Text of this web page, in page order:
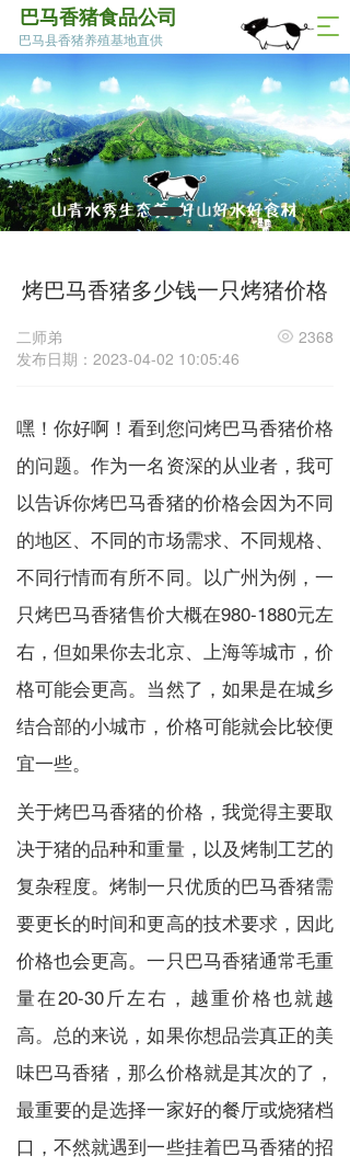
T
o
g
g
l
n
a
v
i
t
o
巴马香猪食品公司
巴马县香猪养殖基地直供
烤巴马香猪多少钱一只烤猪价格
二师弟
发布日期：2023-04-02 10:05:46
2368
嘿！你好啊！看到您问烤巴马香猪价格
的问题。作为一名资深的从业者，我可
以告诉你烤巴马香猪的价格会因为不同
的地区、不同的市场需求、不同规格、
不同行情而有所不同。以广州为例，一
只烤巴马香猪售价大概在980-1880元左
右，但如果你去北京、上海等城市，价
格可能会更高。当然了，如果是在城乡
结合部的小城市，价格可能就会比较便
宜一些。
关于烤巴马香猪的价格，我觉得主要取
决于猪的品种和重量，以及烤制工艺的
复杂程度。烤制一只优质的巴马香猪需
要更长的时间和更高的技术要求，因此
价格也会更高。一只巴马香猪通常毛重
量在20-30斤左右，越重价格也就越
高。总的来说，如果你想品尝真正的美
味巴马香猪，那么价格就是其次的了，
最重要的是选择一家好的餐厅或烧猪档
口，不然就遇到一些挂着巴马香猪的招